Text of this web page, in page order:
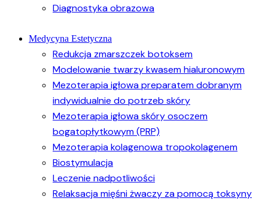
Diagnostyka obrazowa
Medycyna Estetyczna
Redukcja zmarszczek botoksem
Modelowanie twarzy kwasem hialuronowym
Mezoterapia igłowa preparatem dobranym
indywidualnie do potrzeb skóry
Mezoterapia igłowa skóry osoczem
bogatopłytkowym (PRP)
Mezoterapia kolagenowa tropokolagenem
Biostymulacja
Leczenie nadpotliwości
Relaksacja mięśni żwaczy za pomocą toksyny